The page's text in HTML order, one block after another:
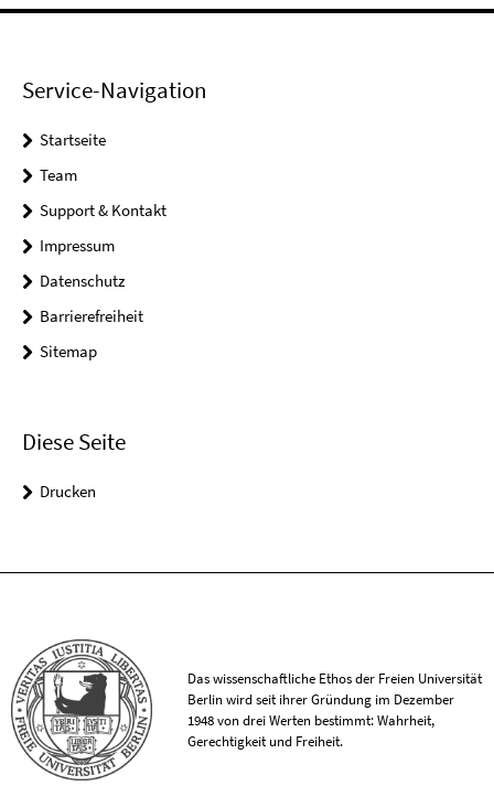
Service-Navigation
Startseite
Team
Support & Kontakt
Impressum
Datenschutz
Barrierefreiheit
Sitemap
Diese Seite
Drucken
Das wissenschaftliche Ethos der Freien Universität
Berlin wird seit ihrer Gründung im Dezember
1948 von drei Werten bestimmt: Wahrheit,
Gerechtigkeit und Freiheit.